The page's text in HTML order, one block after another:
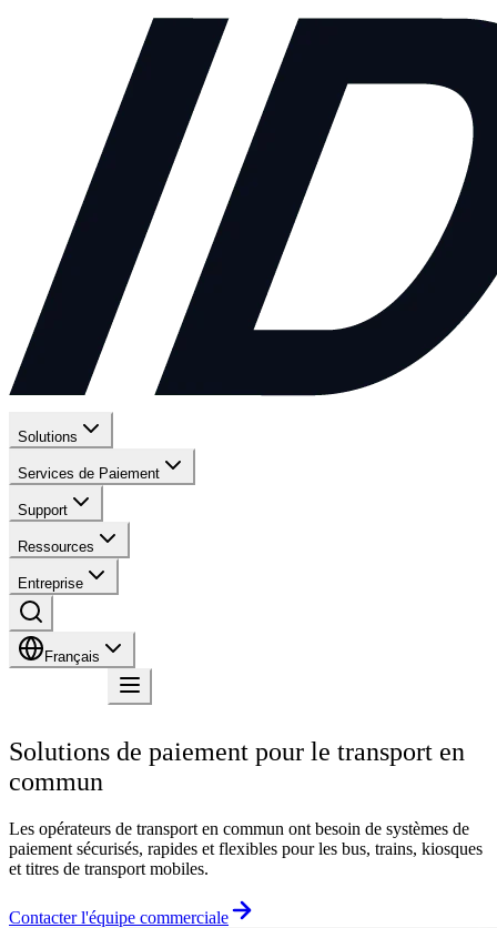
Solutions
Services de Paiement
Support
Ressources
Entreprise
Français
Solutions de paiement pour le transport en
commun
Les opérateurs de transport en commun ont besoin de systèmes de
paiement sécurisés, rapides et flexibles pour les bus, trains, kiosques
et titres de transport mobiles.
Contacter l'équipe commerciale